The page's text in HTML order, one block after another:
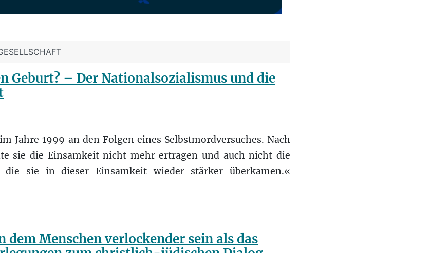
Geburt? – Der Nationalsozialismus und die
Jahre 1999 an den Folgen eines Selbstmordversuches. Nach
sie die Einsamkeit nicht mehr ertragen und auch nicht die
die sie in dieser Einsamkeit wieder stärker überkamen.«
dem Menschen verlockender sein als das